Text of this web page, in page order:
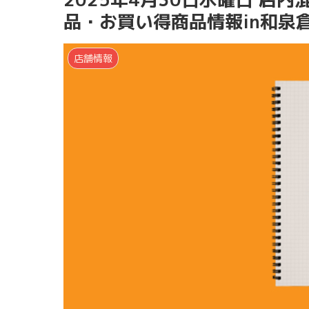
品・お買い得商品情報in和泉
店舗情報